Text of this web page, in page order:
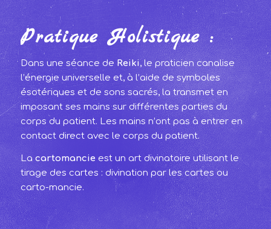
Pratique Holistique :
Dans une séance de Reiki, le praticien canalise
l’énergie universelle et, à l’aide de symboles
ésotériques et de sons sacrés, la transmet en
imposant ses mains sur différentes parties du
corps du patient. Les mains n’ont pas à entrer en
contact direct avec le corps du patient.
La cartomancie est un art divinatoire utilisant le
tirage des cartes : divination par les cartes ou
carto-mancie.